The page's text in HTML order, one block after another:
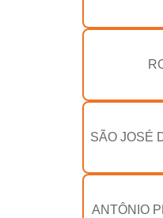
SÃO JOSÉ
ANTÔNIO